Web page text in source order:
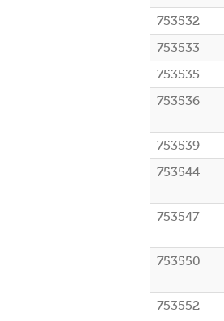
753532
753533
753535
753536
753539
753544
753547
753550
753552